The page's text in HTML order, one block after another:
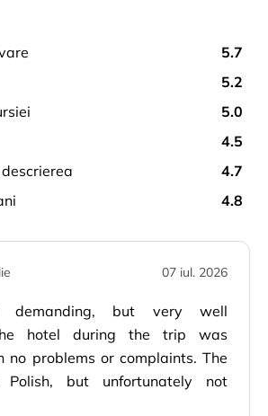
5.7
5.2
5.0
4.5
4.7
4.8
07 iul. 2026
demanding, but very well
hotel during the trip was
no problems or complaints. The
Polish, but unfortunately not